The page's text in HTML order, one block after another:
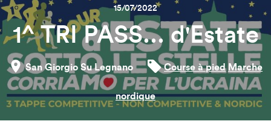
15/07/2022
1^ TRI PASS... d'Estate
San Giorgio Su Legnano Course à pied Marche
nordique